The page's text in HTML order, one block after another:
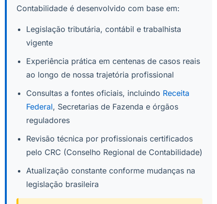
Contabilidade é desenvolvido com base em:
Legislação tributária, contábil e trabalhista
vigente
Experiência prática em centenas de casos reais
ao longo de nossa trajetória profissional
Consultas a fontes oficiais, incluindo Receita
Federal, Secretarias de Fazenda e órgãos
reguladores
Revisão técnica por profissionais certificados
pelo CRC (Conselho Regional de Contabilidade)
Atualização constante conforme mudanças na
legislação brasileira